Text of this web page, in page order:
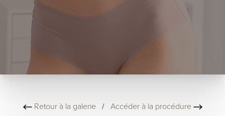
Retour à la galerie/ Accéder à la procédure